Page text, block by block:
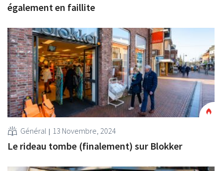
également en faillite
Général 13 Novembre, 2024
Le rideau tombe (finalement) sur Blokker